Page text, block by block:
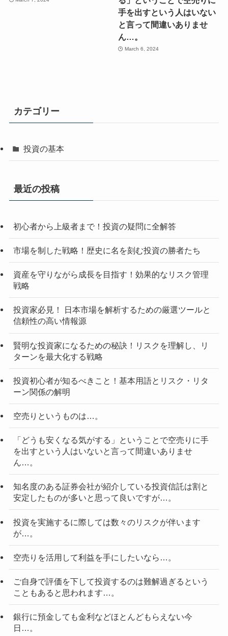
手を出すという人はいない
と言って間違いありませ
ん…。
March 6, 2024
カテゴリー
投資の基本
最近の投稿
初心者から上級者まで！投資の疑問に全解答
市場を制した戦略！歴史に名を刻む投資の勝者たち
資産を守りながら成長を目指す！効果的なリスク管理
戦略
投資家必見！ 日本市場を解析するための厳選ツールと
信頼性の高い情報源
賢明な投資家になるための秘訣！リスクを理解し、リ
ターンを最大化する戦略
投資初心者が知るべきこと！基本用語とリスク・リタ
ーン関係の解明
空売りというものは…。
「どうも安くなる気がする」ということで空売りに手
を出すという人はいないと言って間違いありませ
ん…。
知名度のある証券会社が紹介している投資信託は割と
安定したものが多いと思って良いですが…。
投資を実施するに際しては数々のリスクが伴います
が…。
空売りを活用して利益を手にしたいなら…。
ご自身で評価を下して投資するのは難解過ぎるという
こともあると思われます…。
銀行に預金しても金利などほとんどもらえない今
日…。